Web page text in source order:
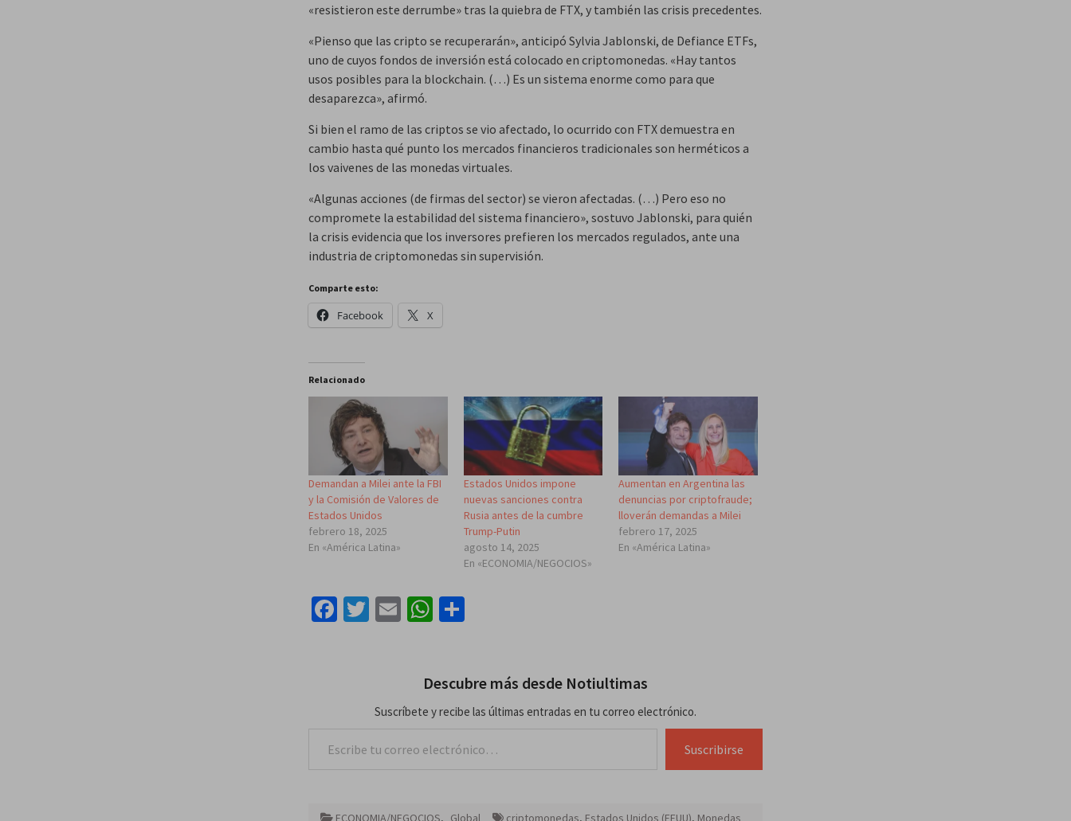
«resistieron este derrumbe» tras la quiebra de FTX, y también las crisis precedentes.
«Pienso que las cripto se recuperarán», anticipó Sylvia Jablonski, de Defiance ETFs,
uno de cuyos fondos de inversión está colocado en criptomonedas. «Hay tantos
usos posibles para la blockchain. (…) Es un sistema enorme como para que
desaparezca», afirmó.
Si bien el ramo de las criptos se vio afectado, lo ocurrido con FTX demuestra en
cambio hasta qué punto los mercados financieros tradicionales son herméticos a
los vaivenes de las monedas virtuales.
«Algunas acciones (de firmas del sector) se vieron afectadas. (…) Pero eso no
compromete la estabilidad del sistema financiero», sostuvo Jablonski, para quién
la crisis evidencia que los inversores prefieren los mercados regulados, ante una
industria de criptomonedas sin supervisión.
Comparte esto:
Facebook X
Relacionado
Demandan a Milei ante la FBI
y la Comisión de Valores de
Estados Unidos
febrero 18, 2025
En «América Latina»
Estados Unidos impone
nuevas sanciones contra
Rusia antes de la cumbre
Trump-Putin
agosto 14, 2025
En «ECONOMIA/NEGOCIOS»
Aumentan en Argentina las
denuncias por criptofraude;
lloverán demandas a Milei
febrero 17, 2025
En «América Latina»
Facebook
Twitter
EmailWhatsApp
Descubre más desde Notiultimas
Suscríbete y recibe las últimas entradas en tu correo electrónico.
Suscribirse